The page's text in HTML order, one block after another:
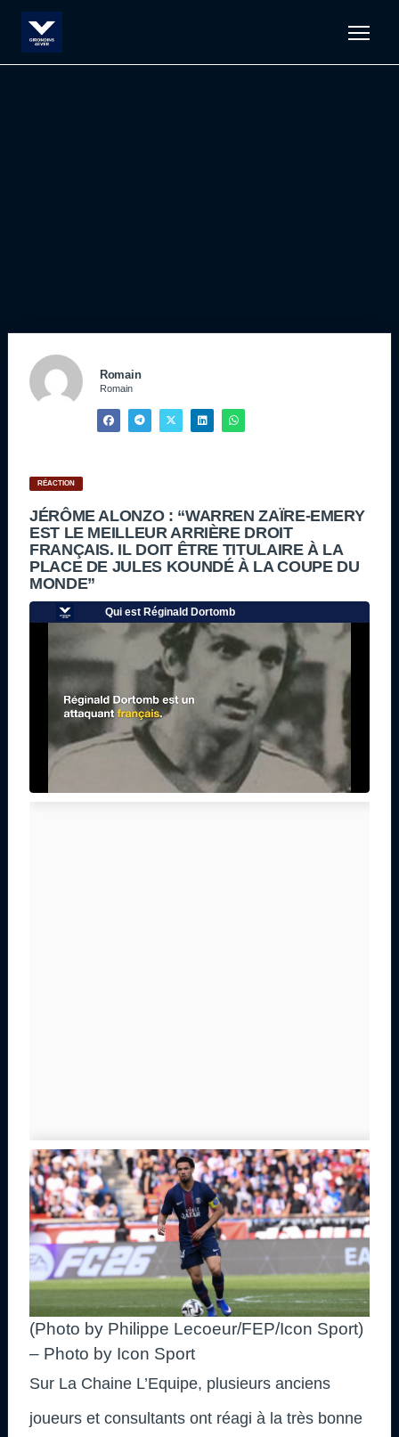
Romain
Romain
RÉACTION
JÉRÔME ALONZO : “WARREN ZAÏRE-EMERY
EST LE MEILLEUR ARRIÈRE DROIT
FRANÇAIS. IL DOIT ÊTRE TITULAIRE À LA
PLACE DE JULES KOUNDÉ À LA COUPE DU
MONDE”
(Photo by Philippe Lecoeur/FEP/Icon Sport)
– Photo by Icon Sport
Sur La Chaine L’Equipe, plusieurs anciens
joueurs et consultants ont réagi à la très bonne